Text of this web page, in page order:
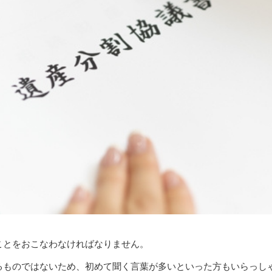
をおこなわなければなりません。
のではないため、初めて聞く言葉が多いといった方もいらっし